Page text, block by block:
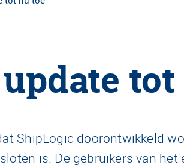
ShipLogic doorontwikkeld
is. De gebruikers van het